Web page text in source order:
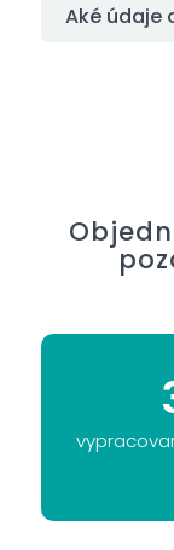
Aké údaje